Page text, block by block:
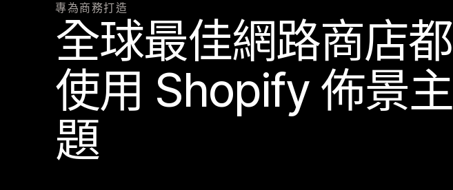
專為商務打造
全球最佳網路商店都
使用 Shopify 佈景主
題